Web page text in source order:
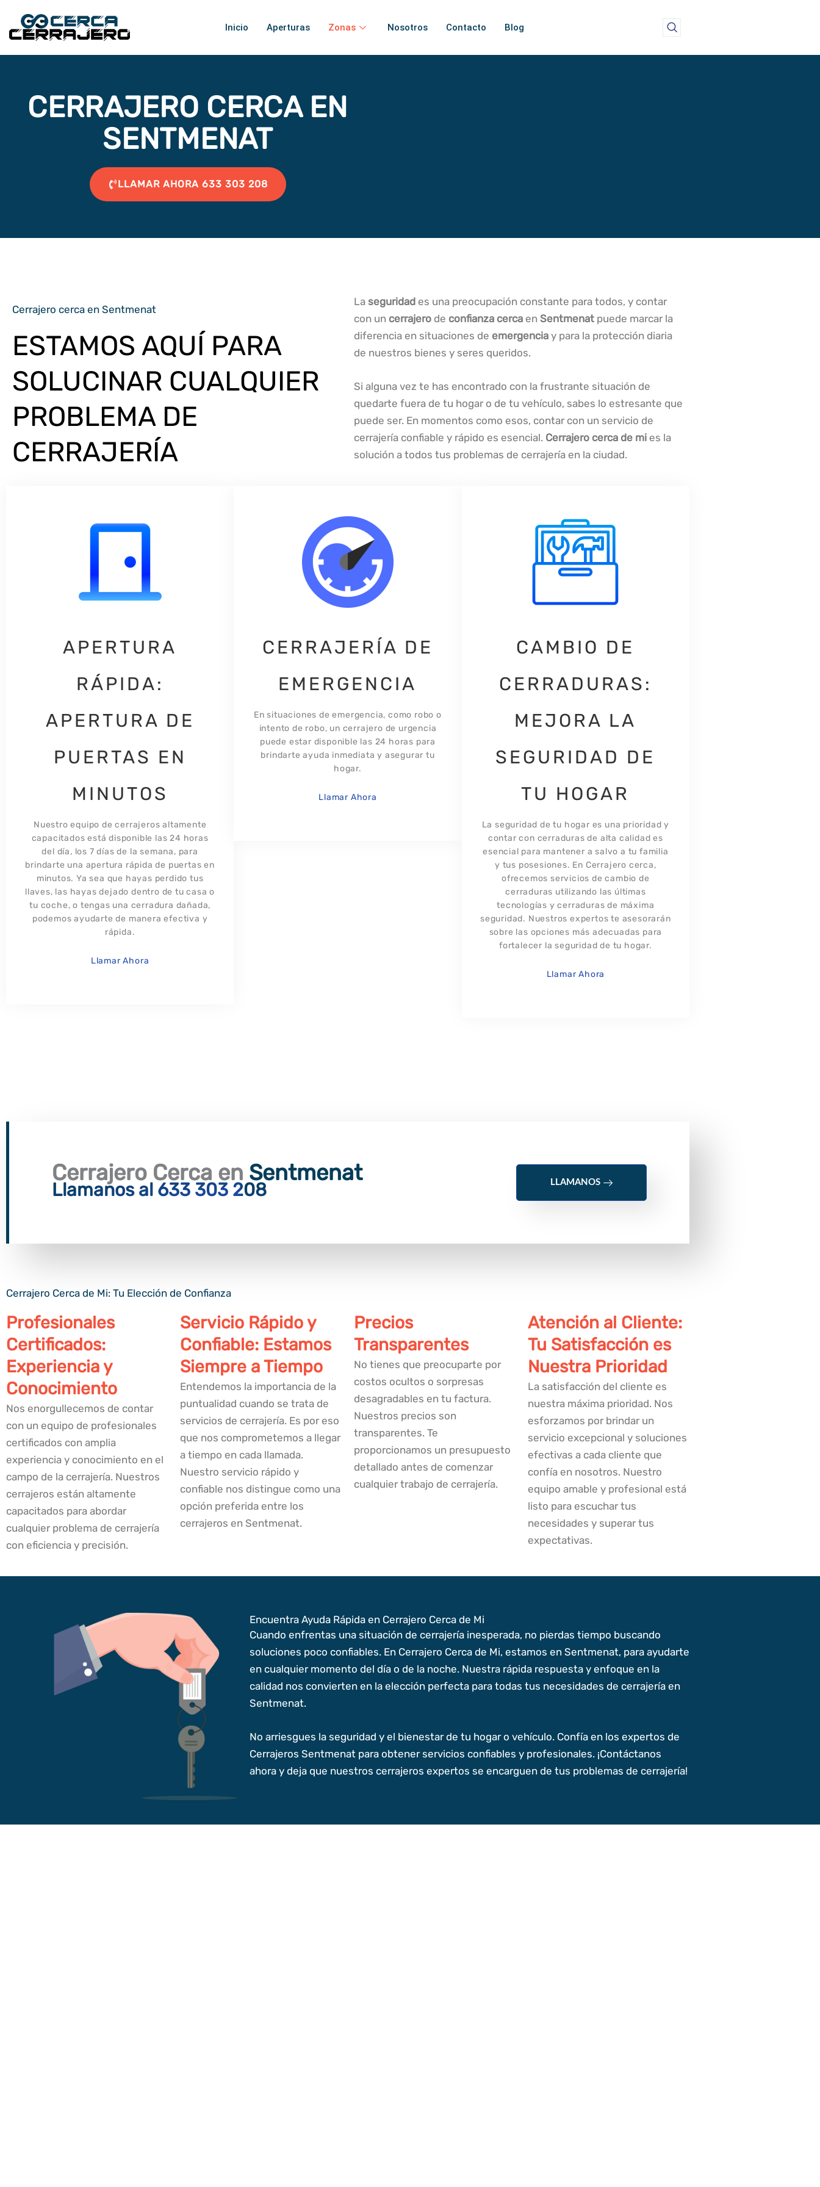
contenido
Inicio Aperturas Zonas Nosotros Contacto Blog
CERRAJERO CERCA EN
SENTMENAT
LLAMAR AHORA 633 303 208
Cerrajero cerca en Sentmenat
ESTAMOS AQUÍ PARA
SOLUCINAR CUALQUIER
PROBLEMA DE
CERRAJERÍA
La seguridad es una preocupación constante para todos, y contar
con un cerrajero de confianza cerca en Sentmenat puede marcar la
diferencia en situaciones de emergencia y para la protección diaria
de nuestros bienes y seres queridos.
Si alguna vez te has encontrado con la frustrante situación de
quedarte fuera de tu hogar o de tu vehículo, sabes lo estresante que
puede ser. En momentos como esos, contar con un servicio de
cerrajería confiable y rápido es esencial. Cerrajero cerca de mi es la
solución a todos tus problemas de cerrajería en la ciudad.
APERTURA
RÁPIDA:
APERTURA DE
PUERTAS EN
MINUTOS
Nuestro equipo de cerrajeros altamente
capacitados está disponible las 24 horas
del día, los 7 días de la semana, para
brindarte una apertura rápida de puertas en
minutos. Ya sea que hayas perdido tus
llaves, las hayas dejado dentro de tu casa o
tu coche, o tengas una cerradura dañada,
podemos ayudarte de manera efectiva y
rápida.
Llamar Ahora
CERRAJERÍA DE
EMERGENCIA
En situaciones de emergencia, como robo o
intento de robo, un cerrajero de urgencia
puede estar disponible las 24 horas para
brindarte ayuda inmediata y asegurar tu
hogar.​
Llamar Ahora
CAMBIO DE
CERRADURAS:
MEJORA LA
SEGURIDAD DE
TU HOGAR​
La seguridad de tu hogar es una prioridad y
contar con cerraduras de alta calidad es
esencial para mantener a salvo a tu familia
y tus posesiones. En Cerrajero cerca,
ofrecemos servicios de cambio de
cerraduras utilizando las últimas
tecnologías y cerraduras de máxima
seguridad. Nuestros expertos te asesorarán
sobre las opciones más adecuadas para
fortalecer la seguridad de tu hogar.
Llamar Ahora
Cerrajero Cerca en Sentmenat
Llamanos al 633 303 208 LLAMANOS
Cerrajero Cerca de Mi: Tu Elección de Confianza
Profesionales
Certificados:
Experiencia y
Conocimiento
Nos enorgullecemos de contar
con un equipo de profesionales
certificados con amplia
experiencia y conocimiento en el
campo de la cerrajería. Nuestros
cerrajeros están altamente
capacitados para abordar
cualquier problema de cerrajería
con eficiencia y precisión.
Servicio Rápido y
Confiable: Estamos
Siempre a Tiempo
Entendemos la importancia de la
puntualidad cuando se trata de
servicios de cerrajería. Es por eso
que nos comprometemos a llegar
a tiempo en cada llamada.
Nuestro servicio rápido y
confiable nos distingue como una
opción preferida entre los
cerrajeros en Sentmenat.
Precios
Transparentes
No tienes que preocuparte por
costos ocultos o sorpresas
desagradables en tu factura.
Nuestros precios son
transparentes. Te
proporcionamos un presupuesto
detallado antes de comenzar
cualquier trabajo de cerrajería.
Atención al Cliente:
Tu Satisfacción es
Nuestra Prioridad
La satisfacción del cliente es
nuestra máxima prioridad. Nos
esforzamos por brindar un
servicio excepcional y soluciones
efectivas a cada cliente que
confía en nosotros. Nuestro
equipo amable y profesional está
listo para escuchar tus
necesidades y superar tus
expectativas.
Encuentra Ayuda Rápida en Cerrajero Cerca de Mi
Cuando enfrentas una situación de cerrajería inesperada, no pierdas tiempo buscando
soluciones poco confiables. En Cerrajero Cerca de Mi, estamos en Sentmenat, para ayudarte
en cualquier momento del día o de la noche. Nuestra rápida respuesta y enfoque en la
calidad nos convierten en la elección perfecta para todas tus necesidades de cerrajería en
Sentmenat.
No arriesgues la seguridad y el bienestar de tu hogar o vehículo. Confía en los expertos de
Cerrajeros Sentmenat para obtener servicios confiables y profesionales. ¡Contáctanos
ahora y deja que nuestros cerrajeros expertos se encarguen de tus problemas de cerrajería!